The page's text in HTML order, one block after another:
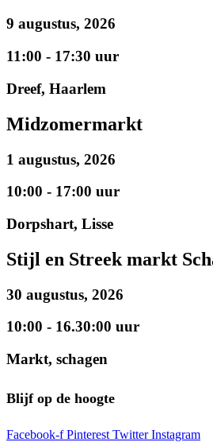
9 augustus, 2026
11:00 - 17:30 uur
Dreef, Haarlem
Midzomermarkt
1 augustus, 2026
10:00 - 17:00 uur
Dorpshart, Lisse
Stijl en Streek markt
30 augustus, 2026
10:00 - 16.30:00 uur
Markt, schagen
Blijf op de hoogte
Facebook-f Pinterest Twitter Instagram